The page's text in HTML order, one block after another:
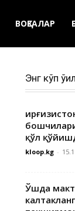
ВОҚЕАЛАР
Энг кўп
қўл
kloop.kg -
Ўшда